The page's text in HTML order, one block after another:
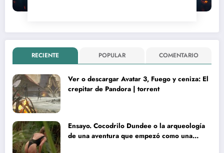
RECIENTE POPULAR COMENTARIO
Ver o descargar Avatar 3, Fuego y ceniza: El
crepitar de Pandora | torrent
Ensayo. Cocodrilo Dundee o la arqueología
de una aventura que empezó como una